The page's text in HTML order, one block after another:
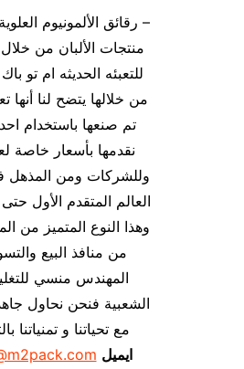
– رقائق الألمونيوم
منتجات الألبان من
للتعبئه الحديثه ام تو
من خلالها يتضح لنا
تم صنعها باستخدام
نقدمها بأسعار خاصة
وللشركات ومن المذهل في
العالم المتقدم الأول
وهذا النوع المتميز من
من منافذ البيع
الشعبية فنحن نحاول
مع تحياتنا و
ايميل